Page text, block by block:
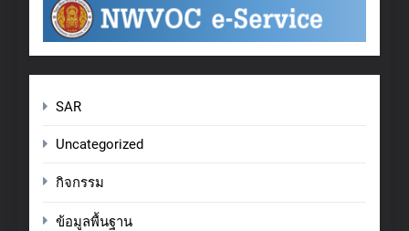
SAR
Uncategorized
กิจกรรม
ข้อมูลพื้นฐาน